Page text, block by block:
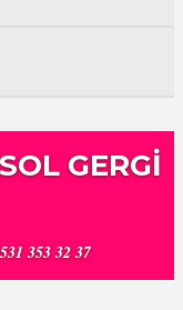
GERGI
353 32 37